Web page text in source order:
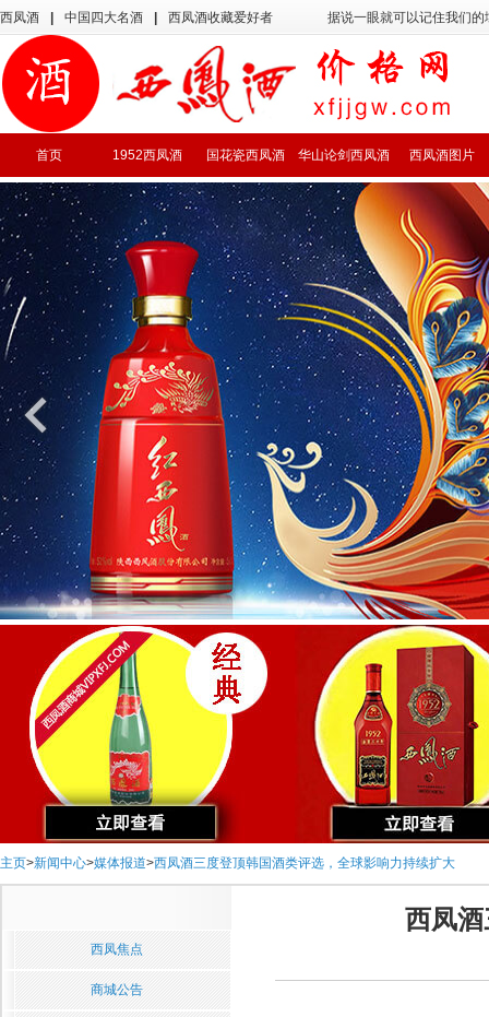
西凤酒 中国四大名酒 西凤酒收藏爱好者 据说一眼就可以记住我们
首页 1952西凤酒 国花瓷西凤酒 华山论剑西凤酒 西凤酒图片
主页>新闻中心>媒体报道>西凤酒三度登顶韩国酒类评选，全球影响力持续扩大
西凤焦点
商城公告
西凤